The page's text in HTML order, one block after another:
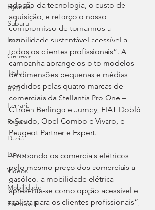
Hyundai
Subaru
Isuzu
Genesis
Tesla
BYD
Ferrari
Pagani
Dacia
Lancia
Videos
Mobilidade
Fórmula E
adoção da tecnologia, o custo de
aquisição, e reforço o nosso
compromisso de tornarmos a
mobilidade sustentável acessível a
todos os clientes profissionais”. A
campanha abrange os oito modelos
de dimensões pequenas e médias
vendidos pelas quatro marcas de
comerciais da Stellantis Pro One –
Citroën Berlingo e Jumpy, FIAT Doblò
e Scudo, Opel Combo e Vivaro, e
Peugeot Partner e Expert.
“Propondo os comerciais elétricos
pelo mesmo preço dos comerciais a
gasóleo, a mobilidade elétrica
apresenta-se como opção acessível e
realista para os clientes profissionais”,